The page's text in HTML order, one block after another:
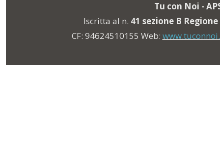
Tu con Noi -
Iscritta al n. 41 sezione B
CF: 94624510155 Web: